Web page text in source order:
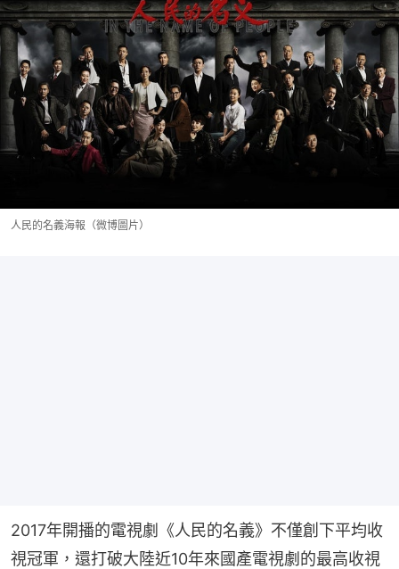
人民的名義海報（微博圖片）
2017年開播的電視劇《人民的名義》不僅創下平均收
視冠軍，還打破大陸近10年來國產電視劇的最高收視